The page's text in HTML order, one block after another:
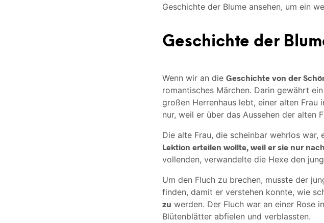
Geschichte der Blume ansehen, um ein
Geschichte der
Wenn wir an die Geschichte von der
romantisches Märchen. Darin gewährt
großen Herrenhaus lebt, einer alten
nur, weil er über das Aussehen der alten
Die alte Frau, die scheinbar wehrlos war,
Lektion erteilen wollte, weil er sie nur
vollenden, verwandelte die Hexe den
Um den Fluch zu brechen, musste der
finden, damit er verstehen konnte, wie
zu werden. Der Fluch war an einer Rose
Blütenblätter abfielen und verblassten.